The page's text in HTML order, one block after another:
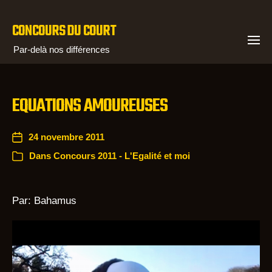
CONCOURS DU COURT
Par-delà nos différences
EQUATIONS AMOUREUSES
24 novembre 2011
Dans Concours 2011 - L'Egalité et moi
Par: Bahamus
e
c